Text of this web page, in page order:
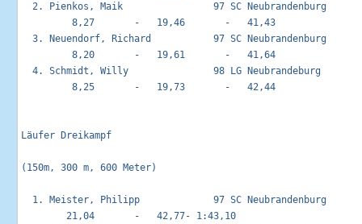
2. Pienkos, Maik                97 SC Neubrandenburg
         8,27       -   19,46       -   41,43
3. Neuendorf, Richard           97 SC Neubrandenburg
         8,20       -   19,61       -   41,64
4. Schmidt, Willy               98 LG Neubrandeburg
         8,25       -   19,73       -   42,44
Läufer Dreikampf
(150m, 300 m, 600 Meter)
1. Meister, Philipp             97 SC Neubrandenburg
        21,04       -   42,77- 1:43,10